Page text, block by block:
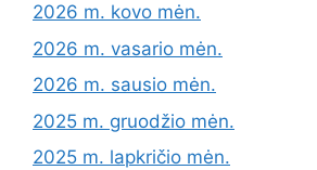
2026 m. kovo mėn.
2026 m. vasario mėn.
2026 m. sausio mėn.
2025 m. gruodžio mėn.
2025 m. lapkričio mėn.